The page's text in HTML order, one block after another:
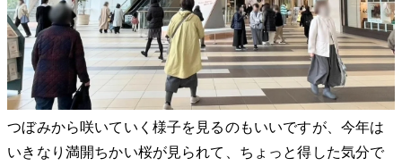
つぼみから咲いていく様子を見るのもいいですが、今年は
いきなり満開ちかい桜が見られて、ちょっと得した気分で